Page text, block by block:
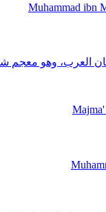
Muhammad ibn
العرب، وهو معجم